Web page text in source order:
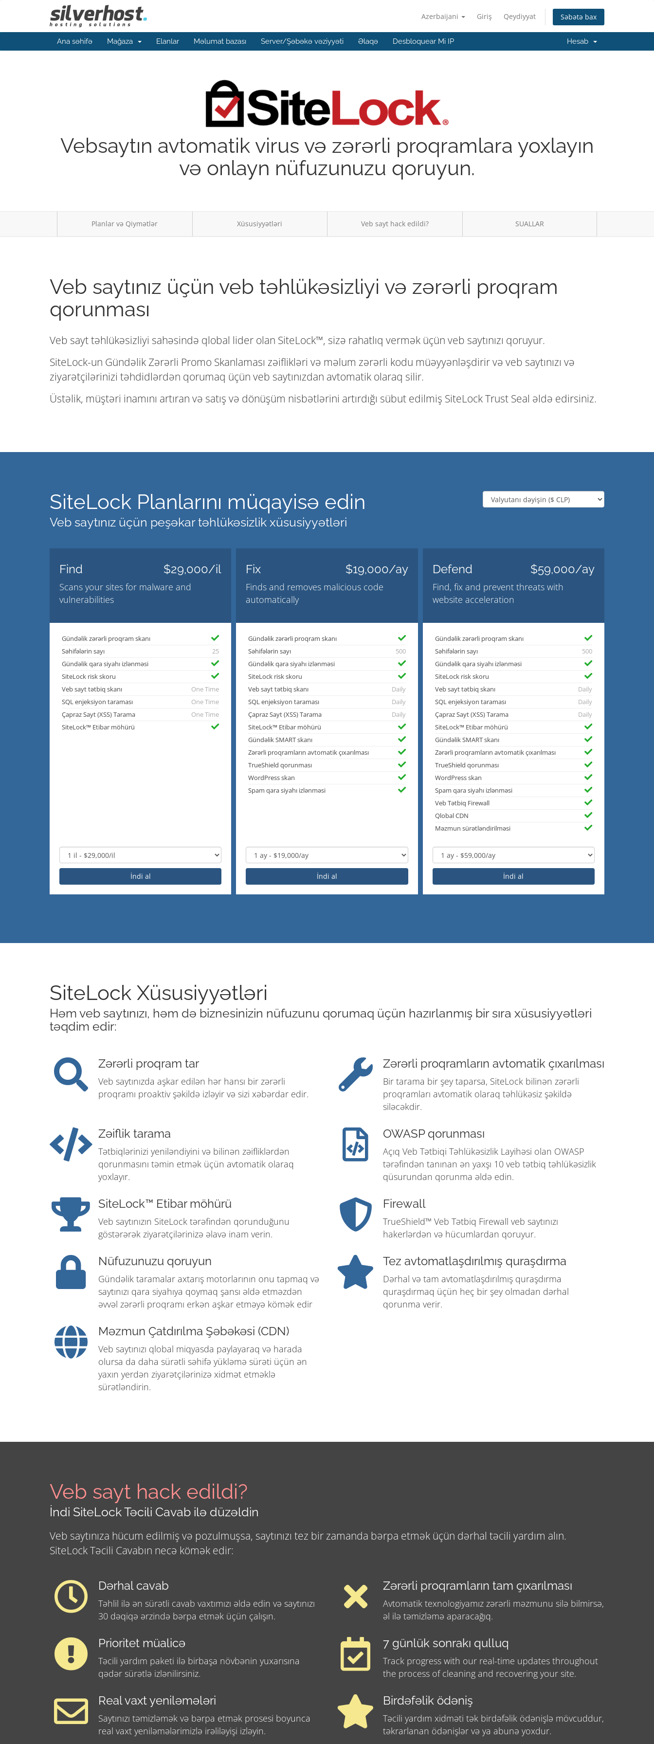
Azerbaijani Giriş Qeydiyyat Səbətə bax
Ana səhifə Mağaza Elanlar Məlumat bazası Server/Şəbəkə vəziyyəti Əlaqə Desbloquear Mi IP Hesab
Vebsaytın avtomatik virus və zərərli proqramlara yoxlayın
və onlayn nüfuzunuzu qoruyun.
Planlar və Qiymətlər Xüsusiyyətləri Veb sayt hack edildi? SUALLAR
Veb saytınız üçün veb təhlükəsizliyi və zərərli proqram
qorunması
Veb sayt təhlükəsizliyi sahəsində qlobal lider olan SiteLock™, sizə rahatlıq vermək üçün veb saytınızı qoruyur.
SiteLock-un Gündəlik Zərərli Promo Skanlaması zəiflikləri və məlum zərərli kodu müəyyənləşdirir və veb saytınızı və
ziyarətçilərinizi təhdidlərdən qorumaq üçün veb saytınızdan avtomatik olaraq silir.
Üstəlik, müştəri inamını artıran və satış və dönüşüm nisbətlərini artırdığı sübut edilmiş SiteLock Trust Seal əldə edirsiniz.
SiteLock Planlarını müqayisə edin
Veb saytınız üçün peşəkar təhlükəsizlik xüsusiyyətləri
Find $29,000/il
Scans your sites for malware and
vulnerabilities
Gündəlik zərərli proqram skanı
Səhifələrin sayı
25
Gündəlik qara siyahı izlənməsi
SiteLock risk skoru
Veb sayt tətbiq skanı
One Time
SQL enjeksiyon taraması
One Time
Çapraz Sayt (XSS) Tarama
One Time
SiteLock™ Etibar möhürü
İndi al
Fix $19,000/ay
Finds and removes malicious code
automatically
Gündəlik zərərli proqram skanı
Səhifələrin sayı
500
Gündəlik qara siyahı izlənməsi
SiteLock risk skoru
Veb sayt tətbiq skanı
Daily
SQL enjeksiyon taraması
Daily
Çapraz Sayt (XSS) Tarama
Daily
SiteLock™ Etibar möhürü
Gündəlik SMART skanı
Zərərli proqramların avtomatik çıxarılması
TrueShield qorunması
WordPress skan
Spam qara siyahı izlənməsi
İndi al
Defend $59,000/ay
Find, fix and prevent threats with
website acceleration
Gündəlik zərərli proqram skanı
Səhifələrin sayı
500
Gündəlik qara siyahı izlənməsi
SiteLock risk skoru
Veb sayt tətbiq skanı
Daily
SQL enjeksiyon taraması
Daily
Çapraz Sayt (XSS) Tarama
Daily
SiteLock™ Etibar möhürü
Gündəlik SMART skanı
Zərərli proqramların avtomatik çıxarılması
TrueShield qorunması
WordPress skan
Spam qara siyahı izlənməsi
Veb Tətbiq Firewall
Qlobal CDN
Məzmun sürətləndirilməsi
İndi al
SiteLock Xüsusiyyətləri
Həm veb saytınızı, həm də biznesinizin nüfuzunu qorumaq üçün hazırlanmış bir sıra xüsusiyyətləri
təqdim edir:
Zərərli proqram tar
Veb saytınızda aşkar edilən hər hansı bir zərərli
proqramı proaktiv şəkildə izləyir və sizi xəbərdar edir.
Zərərli proqramların avtomatik çıxarılması
Bir tarama bir şey taparsa, SiteLock bilinən zərərli
proqramları avtomatik olaraq təhlükəsiz şəkildə
siləcəkdir.
Zəiflik tarama
Tətbiqlərinizi yeniləndiyini və bilinən zəifliklərdən
qorunmasını təmin etmək üçün avtomatik olaraq
yoxlayır.
OWASP qorunması
Açıq Veb Tətbiqi Təhlükəsizlik Layihəsi olan OWASP
tərəfindən tanınan ən yaxşı 10 veb tətbiq təhlükəsizlik
qüsurundan qorunma əldə edin.
SiteLock™ Etibar möhürü
Veb saytınızın SiteLock tərəfindən qorunduğunu
göstərərək ziyarətçilərinizə əlavə inam verin.
Firewall
TrueShield™ Veb Tətbiq Firewall veb saytınızı
hakerlərdən və hücumlardan qoruyur.
Nüfuzunuzu qoruyun
Gündəlik taramalar axtarış motorlarının onu tapmaq və
saytınızı qara siyahıya qoymaq şansı əldə etməzdən
əvvəl zərərli proqramı erkən aşkar etməyə kömək edir
Tez avtomatlaşdırılmış quraşdırma
Dərhal və tam avtomatlaşdırılmış quraşdırma
quraşdırmaq üçün heç bir şey olmadan dərhal
qorunma verir.
Məzmun Çatdırılma Şəbəkəsi (CDN)
Veb saytınızı qlobal miqyasda paylayaraq və harada
olursa da daha sürətli səhifə yükləmə sürəti üçün ən
yaxın yerdən ziyarətçilərinizə xidmət etməklə
sürətləndirin.
Veb sayt hack edildi?
İndi SiteLock Təcili Cavab ilə düzəldin
Veb saytınıza hücum edilmiş və pozulmuşsa, saytınızı tez bir zamanda bərpa etmək üçün dərhal təcili yardım alın.
SiteLock Təcili Cavabın necə kömək edir:
Dərhal cavab
Təhlil ilə ən sürətli cavab vaxtımızı əldə edin və saytınızı
30 dəqiqə ərzində bərpa etmək üçün çalışın.
Zərərli proqramların tam çıxarılması
Avtomatik texnologiyamız zərərli məzmunu silə bilmirsə,
əl ilə təmizləmə aparacağıq.
Prioritet müalicə
Təcili yardım paketi ilə birbaşa növbənin yuxarısına
qədər sürətlə izlənilirsiniz.
7 günlük sonrakı qulluq
Track progress with our real-time updates throughout
the process of cleaning and recovering your site.
Real vaxt yeniləmələri
Saytınızı təmizləmək və bərpa etmək prosesi boyunca
real vaxt yeniləmələrimizlə irəliləyişi izləyin.
Birdəfəlik ödəniş
Təcili yardım xidməti tək birdəfəlik ödənişlə mövcuddur,
təkrarlanan ödənişlər və ya abunə yoxdur.